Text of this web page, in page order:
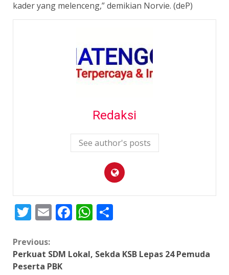
kader yang melenceng,” demikian Norvie. (deP)
Redaksi
See author's posts
Twitter
EmailFacebook
WhatsApp
Continue
Reading
Previous:
Perkuat SDM Lokal, Sekda KSB Lepas 24 Pemuda
Peserta PBK